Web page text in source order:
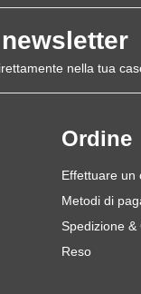
nella tua
Ordine
Effettuare un
Metodi di
Spedizione &
Reso